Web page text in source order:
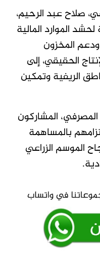
صلاح عبد الرحيم،
الموارد المالية
ودعم المخزون
الحقيقي، إلى
الريفية وتمكين
المشاركون
بالمساهمة
الموسم الزراعي